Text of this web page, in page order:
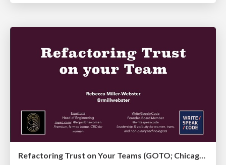
Refactoring Trust on Your Teams (GOTO; Chicago 2020)